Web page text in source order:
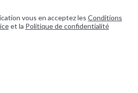
vous en acceptez les Conditions
et la Politique de confidentialité